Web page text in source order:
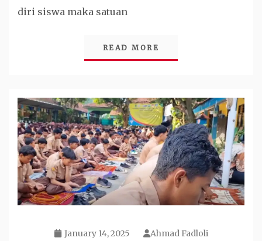
diri siswa maka satuan
READ MORE
January 14, 2025 Ahmad Fadloli